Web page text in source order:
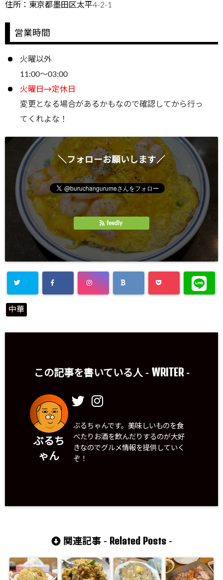
住所：東京都墨田区太平4-2-1
営業時間
火曜以外
11:00～03:00
火曜日→定休日
変更となる場合があるかもなので確認してから行っ
てくれよな！
＼フォローお願いします／
feedly
中華
この記事を書いている人 - WRITER-
ぶるち
ゃん
ぶるちゃんです。美味しいものを食
べたりお酒を飲んだりするのが大好
きなのでグルメ情報を提供していく
ぞ！
関連記事 - Related Posts-